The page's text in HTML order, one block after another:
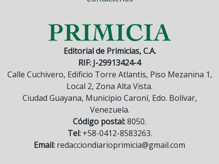
Editorial de Primicias, C.A.
RIF: J-29913424-4
Calle Cuchivero, Edificio Torre Atlantis, Piso Mezanina 1,
Local 2, Zona Alta Vista.
Ciudad Guayana, Municipio Caroní, Edo. Bolívar,
Venezuela.
Código postal:8050.
Tel:+58-0412-8583263.
Email: redacciondiarioprimicia@gmail.com